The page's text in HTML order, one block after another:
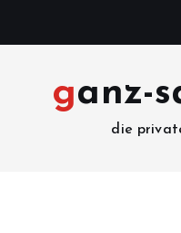
ganz-
die